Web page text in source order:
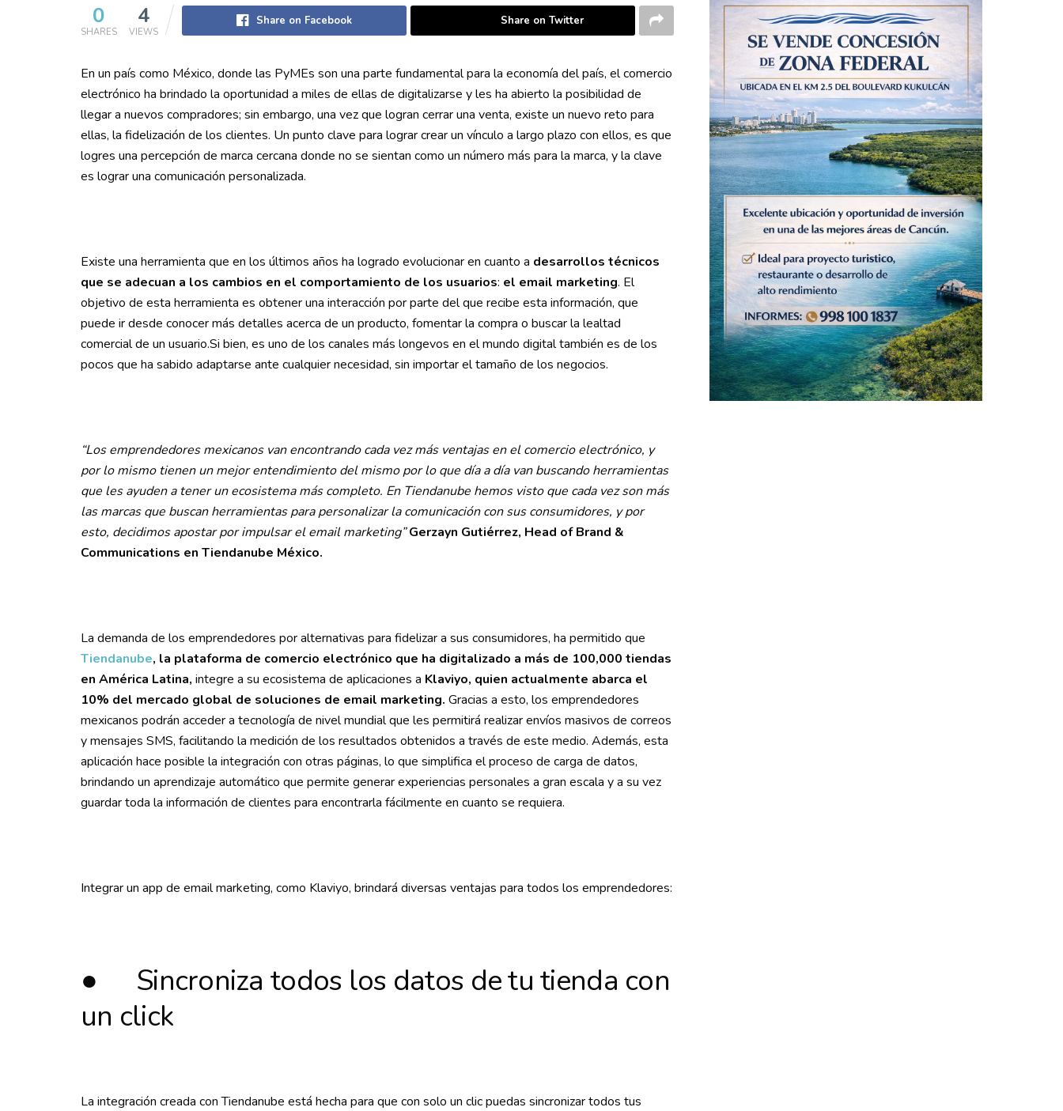
0
SHARES
4
VIEWS
Share on Facebook Share on Twitter
En un país como México, donde las PyMEs son una parte fundamental para la economía del país, el comercio
electrónico ha brindado la oportunidad a miles de ellas de digitalizarse y les ha abierto la posibilidad de
llegar a nuevos compradores; sin embargo, una vez que logran cerrar una venta, existe un nuevo reto para
ellas, la fidelización de los clientes. Un punto clave para lograr crear un vínculo a largo plazo con ellos, es que
logres una percepción de marca cercana donde no se sientan como un número más para la marca, y la clave
es lograr una comunicación personalizada.
Existe una herramienta que en los últimos años ha logrado evolucionar en cuanto a desarrollos técnicos
que se adecuan a los cambios en el comportamiento de los usuarios: el email marketing. El
objetivo de esta herramienta es obtener una interacción por parte del que recibe esta información, que
puede ir desde conocer más detalles acerca de un producto, fomentar la compra o buscar la lealtad
comercial de un usuario.Si bien, es uno de los canales más longevos en el mundo digital también es de los
pocos que ha sabido adaptarse ante cualquier necesidad, sin importar el tamaño de los negocios.
“Los emprendedores mexicanos van encontrando cada vez más ventajas en el comercio electrónico, y
por lo mismo tienen un mejor entendimiento del mismo por lo que día a día van buscando herramientas
que les ayuden a tener un ecosistema más completo. En Tiendanube hemos visto que cada vez son más
las marcas que buscan herramientas para personalizar la comunicación con sus consumidores, y por
esto, decidimos apostar por impulsar el email marketing”Gerzayn Gutiérrez, Head of Brand &
Communications en Tiendanube México.
La demanda de los emprendedores por alternativas para fidelizar a sus consumidores, ha permitido que
Tiendanube, la plataforma de comercio electrónico que ha digitalizado a más de 100,000 tiendas
en América Latina, integre a su ecosistema de aplicaciones a Klaviyo, quien actualmente abarca el
10% del mercado global de soluciones de email marketing. Gracias a esto, los emprendedores
mexicanos podrán acceder a tecnología de nivel mundial que les permitirá realizar envíos masivos de correos
y mensajes SMS, facilitando la medición de los resultados obtenidos a través de este medio. Además, esta
aplicación hace posible la integración con otras páginas, lo que simplifica el proceso de carga de datos,
brindando un aprendizaje automático que permite generar experiencias personales a gran escala y a su vez
guardar toda la información de clientes para encontrarla fácilmente en cuanto se requiera.
Integrar un app de email marketing, como Klaviyo, brindará diversas ventajas para todos los emprendedores:
● Sincroniza todos los datos de tu tienda con
un click
La integración creada con Tiendanube está hecha para que con solo un clic puedas sincronizar todos tus